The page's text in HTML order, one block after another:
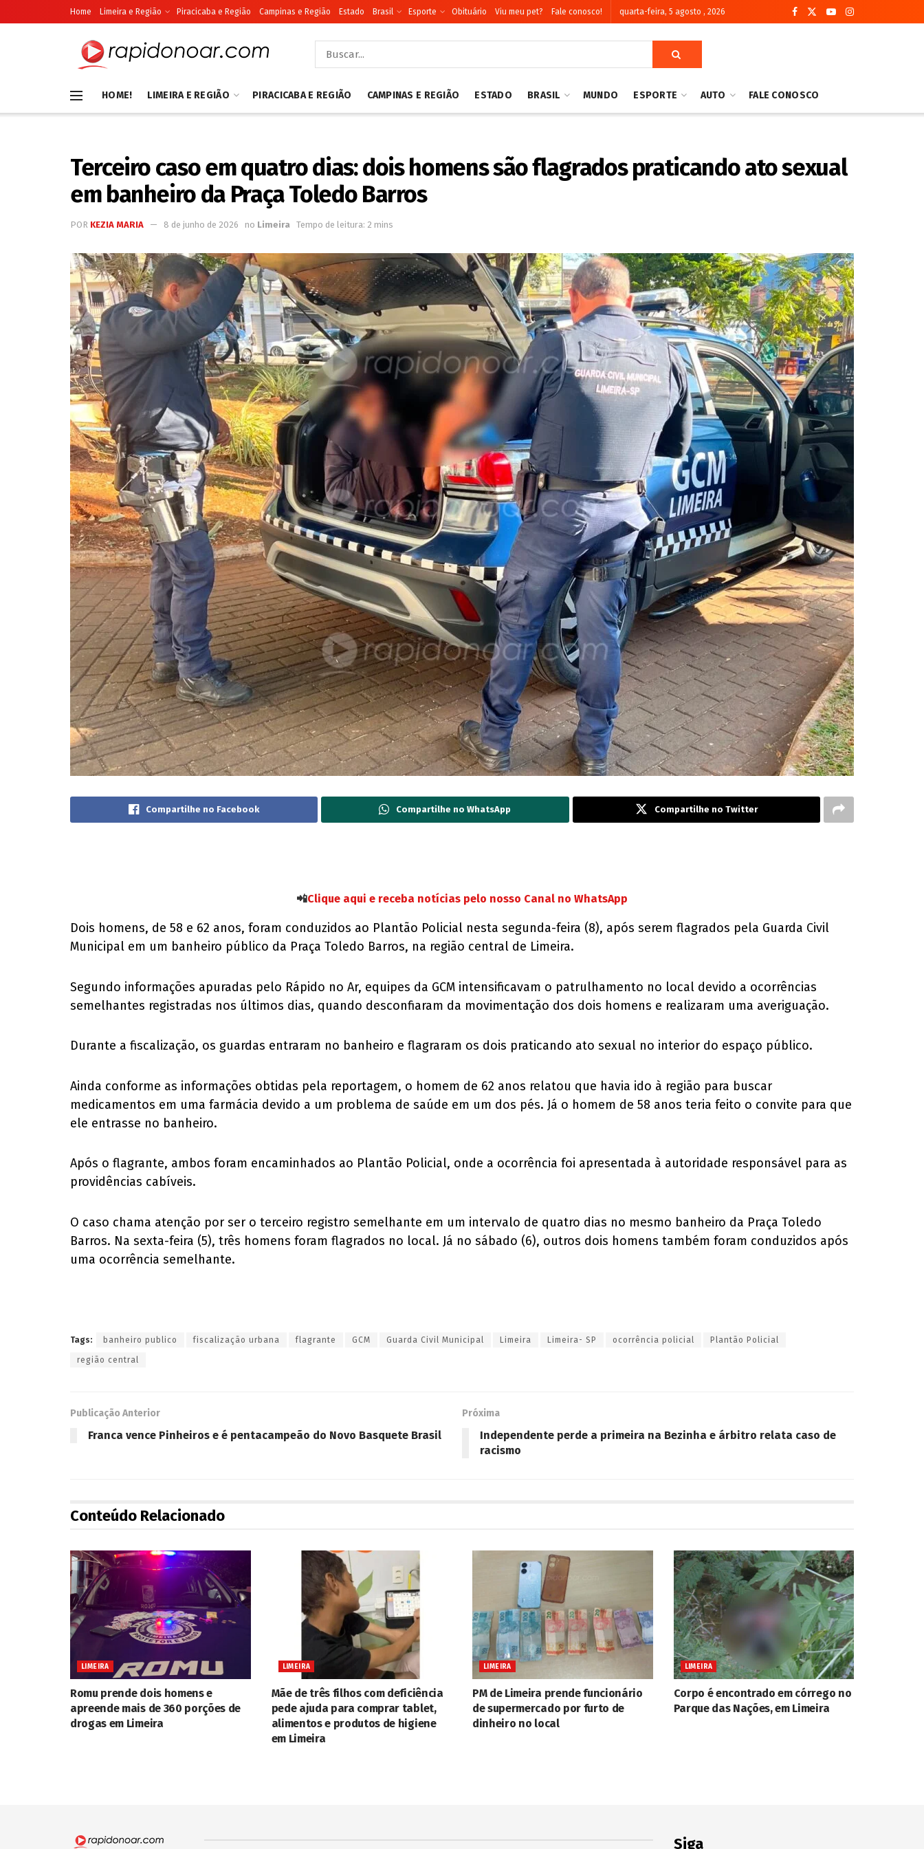
Home Limeira e Região Piracicaba e Região Campinas e Região Estado Brasil Esporte Obituário Viu meu pet? Fale conosco! quarta-feira, 5 agosto , 2026
HOME! LIMEIRA E REGIÃO PIRACICABA E REGIÃO CAMPINAS E REGIÃO ESTADO BRASIL MUNDO ESPORTE AUTO FALE CONOSCO
Terceiro caso em quatro dias: dois homens são flagrados praticando ato sexual
em banheiro da Praça Toledo Barros
POR KEZIA MARIA 8 de junho de 2026 no Limeira Tempo de leitura: 2 mins
Compartilhe no Facebook Compartilhe no WhatsApp Compartilhe no Twitter
📲Clique aqui e receba notícias pelo nosso Canal no WhatsApp
Dois homens, de 58 e 62 anos, foram conduzidos ao Plantão Policial nesta segunda-feira (8), após serem flagrados pela Guarda Civil
Municipal em um banheiro público da Praça Toledo Barros, na região central de Limeira.
Segundo informações apuradas pelo Rápido no Ar, equipes da GCM intensificavam o patrulhamento no local devido a ocorrências
semelhantes registradas nos últimos dias, quando desconfiaram da movimentação dos dois homens e realizaram uma averiguação.
Durante a fiscalização, os guardas entraram no banheiro e flagraram os dois praticando ato sexual no interior do espaço público.
Ainda conforme as informações obtidas pela reportagem, o homem de 62 anos relatou que havia ido à região para buscar
medicamentos em uma farmácia devido a um problema de saúde em um dos pés. Já o homem de 58 anos teria feito o convite para que
ele entrasse no banheiro.
Após o flagrante, ambos foram encaminhados ao Plantão Policial, onde a ocorrência foi apresentada à autoridade responsável para as
providências cabíveis.
O caso chama atenção por ser o terceiro registro semelhante em um intervalo de quatro dias no mesmo banheiro da Praça Toledo
Barros. Na sexta-feira (5), três homens foram flagrados no local. Já no sábado (6), outros dois homens também foram conduzidos após
uma ocorrência semelhante.
Tags: banheiro publico fiscalização urbana flagrante GCM Guarda Civil Municipal Limeira Limeira- SP ocorrência policial Plantão Policial
região central
Publicação Anterior
Franca vence Pinheiros e é pentacampeão do Novo Basquete Brasil
Próxima
Independente perde a primeira na Bezinha e árbitro relata caso de
racismo
Conteúdo Relacionado
LIMEIRA
Romu prende dois homens e
apreende mais de 360 porções de
drogas em Limeira
LIMEIRA
Mãe de três filhos com deficiência
pede ajuda para comprar tablet,
alimentos e produtos de higiene
em Limeira
LIMEIRA
PM de Limeira prende funcionário
de supermercado por furto de
dinheiro no local
LIMEIRA
Corpo é encontrado em córrego no
Parque das Nações, em Limeira
Siga